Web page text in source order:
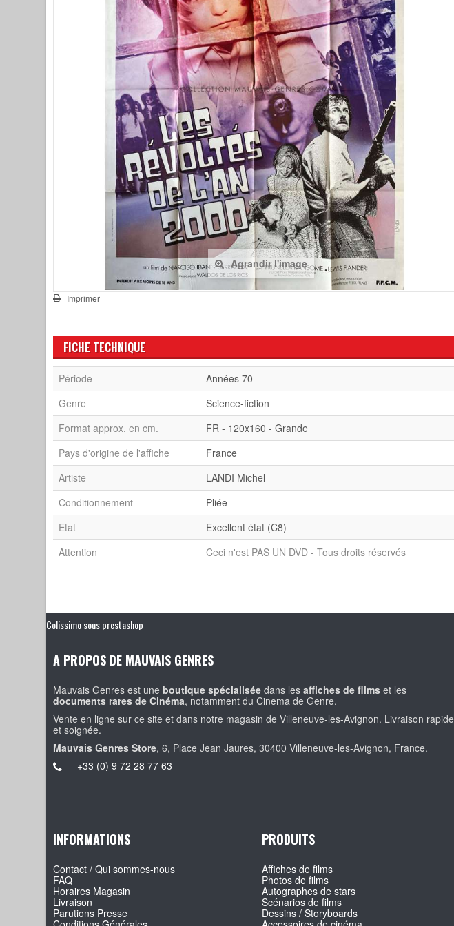
Agrandir l'image
Imprimer
FICHE TECHNIQUE
Période
Années 70
Genre
Science-fiction
Format approx. en cm.
FR - 120x160 - Grande
Pays d'origine de l'affiche
France
Artiste
LANDI Michel
Conditionnement
Pliée
Etat
Excellent état (C8)
Attention
Ceci n'est PAS UN DVD - Tous droits réservés
Colissimo sous prestashop
A PROPOS DE MAUVAIS GENRES
Mauvais Genres est uneboutique spécialisée dans lesaffiches de films et les
documents rares de Cinéma, notamment du Cinema de Genre.
Vente en ligne sur ce site et dans notre magasin de Villeneuve-les-Avignon. Livraison rapide
et soignée.
Mauvais Genres Store, 6, Place Jean Jaures, 30400 Villeneuve-les-Avignon, France.
+33 (0) 9 72 28 77 63
INFORMATIONS
Contact / Qui sommes-nous
FAQ
Horaires Magasin
Livraison
Parutions Presse
PRODUITS
Affiches de films
Photos de films
Autographes de stars
Scénarios de films
Dessins / Storyboards